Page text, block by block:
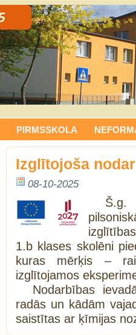
PIRMSSKOLA
Izglītojoša
08-10-2025
Š.g.
1.b klases skolēni
kuras mērķis –
izglītojamos
Nodarbības
radās un kādām
saistītas ar ķīmijas